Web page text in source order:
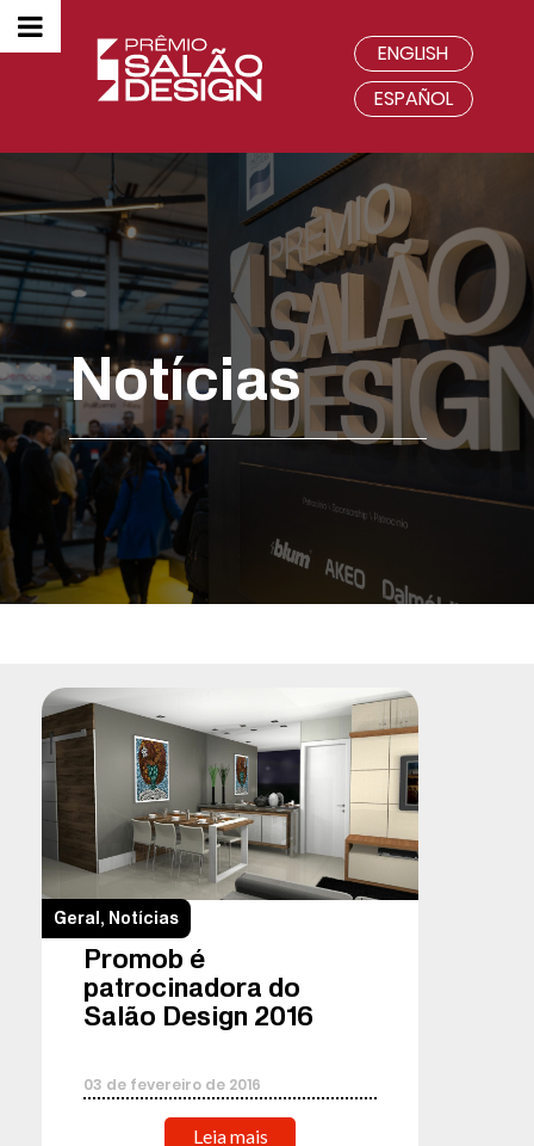
ENGLISH
ESPAÑOL
Notícias
Geral, Notícias
Promob é
patrocinadora do
Salão Design 2016
03 de fevereiro de 2016
Leia mais